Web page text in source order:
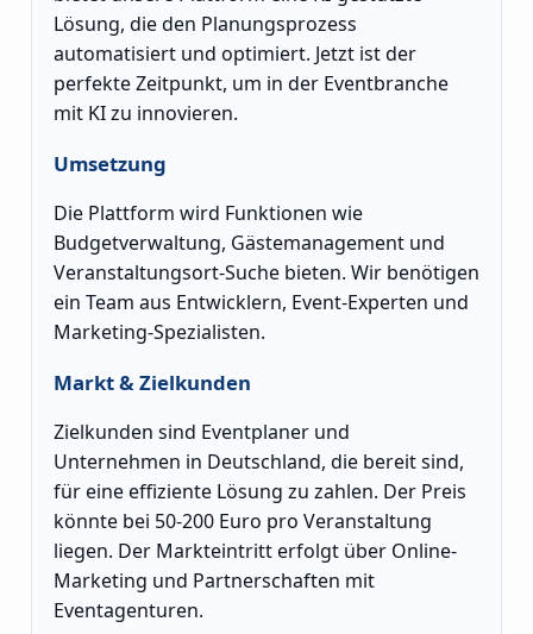
Lösung, die den Planungsprozess
automatisiert und optimiert. Jetzt ist der
perfekte Zeitpunkt, um in der Eventbranche
mit KI zu innovieren.
Umsetzung
Die Plattform wird Funktionen wie
Budgetverwaltung, Gästemanagement und
Veranstaltungsort-Suche bieten. Wir benötigen
ein Team aus Entwicklern, Event-Experten und
Marketing-Spezialisten.
Markt & Zielkunden
Zielkunden sind Eventplaner und
Unternehmen in Deutschland, die bereit sind,
für eine effiziente Lösung zu zahlen. Der Preis
könnte bei 50-200 Euro pro Veranstaltung
liegen. Der Markteintritt erfolgt über Online-
Marketing und Partnerschaften mit
Eventagenturen.